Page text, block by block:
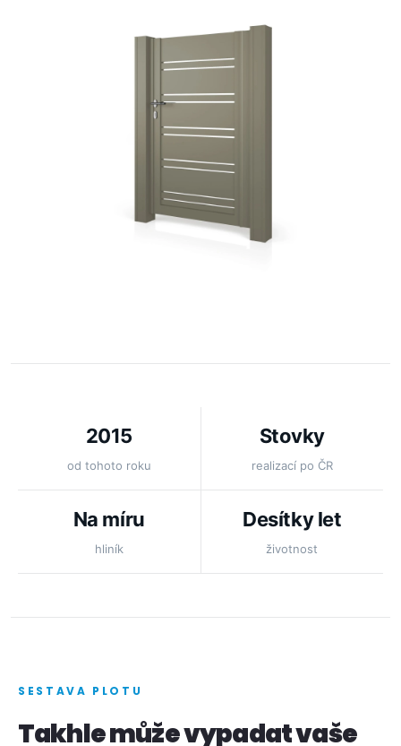
2015
od tohoto roku
Stovky
realizací po ČR
Na míru
hliník
Desítky let
životnost
SESTAVA PLOTU
Takhle může vypadat vaše